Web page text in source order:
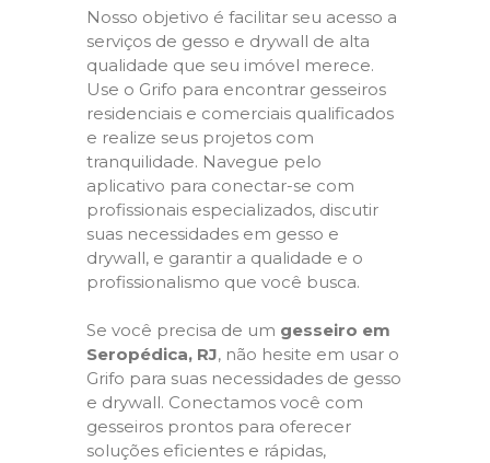
Nosso objetivo é facilitar seu acesso a
serviços de gesso e drywall de alta
qualidade que seu imóvel merece.
Use o Grifo para encontrar gesseiros
residenciais e comerciais qualificados
e realize seus projetos com
tranquilidade. Navegue pelo
aplicativo para conectar-se com
profissionais especializados, discutir
suas necessidades em gesso e
drywall, e garantir a qualidade e o
profissionalismo que você busca.
Se você precisa de um gesseiro em
Seropédica, RJ, não hesite em usar o
Grifo para suas necessidades de gesso
e drywall. Conectamos você com
gesseiros prontos para oferecer
soluções eficientes e rápidas,